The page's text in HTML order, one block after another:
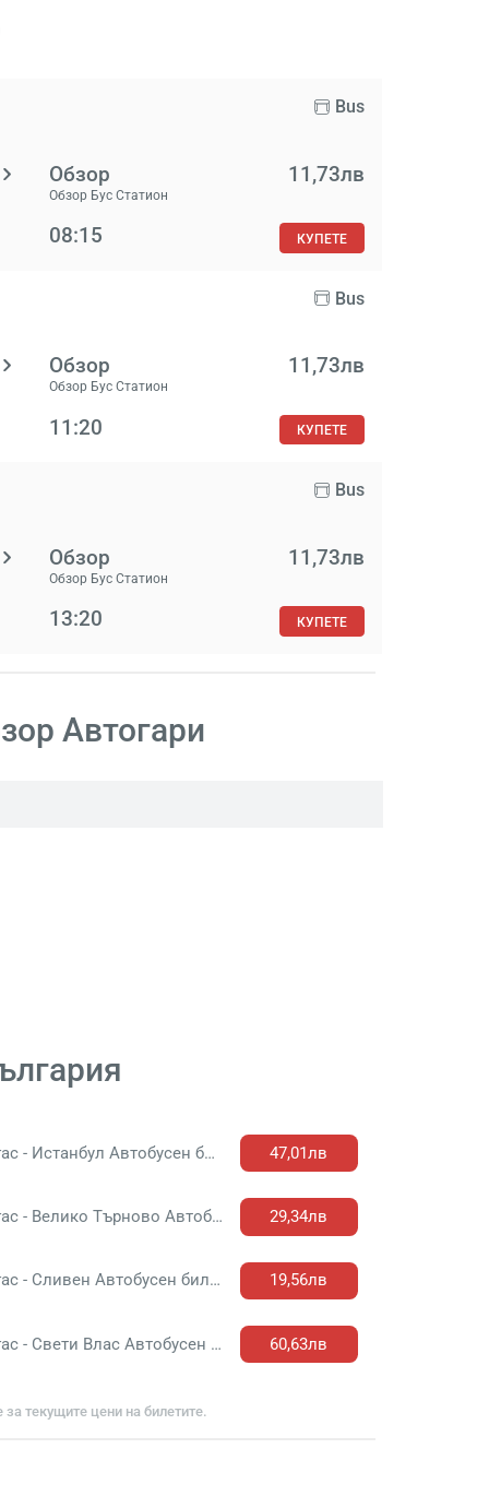
Bus
Обзор
Обзор Бус Статион
11,73лв
08:15 КУПЕТЕ
Bus
Обзор
Обзор Бус Статион
11,73лв
11:20 КУПЕТЕ
Bus
Обзор
Обзор Бус Статион
11,73лв
13:20 КУПЕТЕ
Aвтогари
Бургас - Истанбул Автобусен билет 47,01лв
Бургас - Велико Търново Автобусен билет 29,34лв
Бургас - Сливен Автобусен билет 19,56лв
Бургас - Свети Влас Автобусен билет 60,63лв
текущите цени на билетите.